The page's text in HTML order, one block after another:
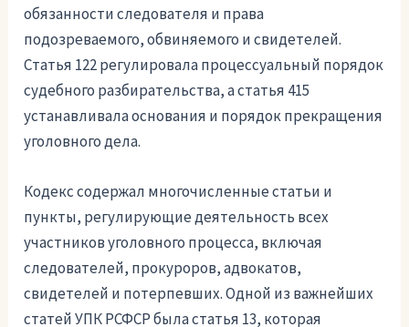
обязанности следователя и права
подозреваемого, обвиняемого и свидетелей.
Статья 122 регулировала процессуальный порядок
судебного разбирательства, а статья 415
устанавливала основания и порядок прекращения
уголовного дела.
Кодекс содержал многочисленные статьи и
пункты, регулирующие деятельность всех
участников уголовного процесса, включая
следователей, прокуроров, адвокатов,
свидетелей и потерпевших. Одной из важнейших
статей УПК РСФСР была статья 13, которая